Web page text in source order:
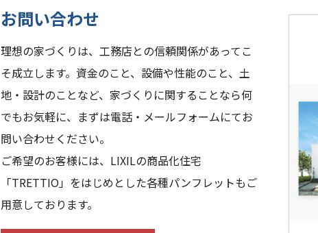
お問い合わせ
理想の家づくりは、工務店との信頼関係があってこ
そ成立します。資金のこと、設備や性能のこと、土
地・設計のことなど、家づくりに関することなら何
でもお気軽に、まずは電話・メールフォームにてお
問い合わせください。
ご希望のお客様には、LIXILの商品化住宅
「TRETTIO」をはじめとした各種パンフレットもご
用意しております。